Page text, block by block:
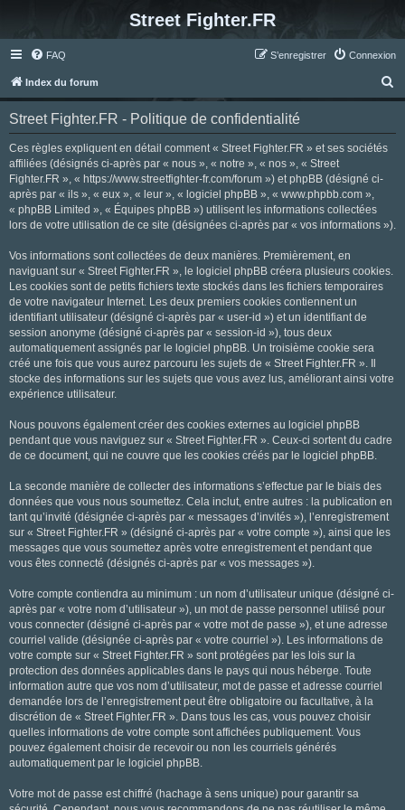
Street Fighter.FR
FAQ Connexion
S’enregistrer
Index du forum
e
Street Fighter.FR - Politique de confidentialité
Ces règles expliquent en détail comment « Street Fighter.FR » et ses sociétés
affiliées (désignés ci-après par « nous », « notre », « nos », « Street
Fighter.FR », « https://www.streetfighter-fr.com/forum ») et phpBB (désigné ci-
après par « ils », « eux », « leur », « logiciel phpBB », « www.phpbb.com »,
« phpBB Limited », « Équipes phpBB ») utilisent les informations collectées
lors de votre utilisation de ce site (désignées ci-après par « vos informations »).
Vos informations sont collectées de deux manières. Premièrement, en
naviguant sur « Street Fighter.FR », le logiciel phpBB créera plusieurs cookies.
Les cookies sont de petits fichiers texte stockés dans les fichiers temporaires
de votre navigateur Internet. Les deux premiers cookies contiennent un
identifiant utilisateur (désigné ci-après par « user-id ») et un identifiant de
session anonyme (désigné ci-après par « session-id »), tous deux
automatiquement assignés par le logiciel phpBB. Un troisième cookie sera
créé une fois que vous aurez parcouru les sujets de « Street Fighter.FR ». Il
stocke des informations sur les sujets que vous avez lus, améliorant ainsi votre
expérience utilisateur.
Nous pouvons également créer des cookies externes au logiciel phpBB
pendant que vous naviguez sur « Street Fighter.FR ». Ceux-ci sortent du cadre
de ce document, qui ne couvre que les cookies créés par le logiciel phpBB.
La seconde manière de collecter des informations s’effectue par le biais des
données que vous nous soumettez. Cela inclut, entre autres : la publication en
tant qu’invité (désignée ci-après par « messages d’invités »), l’enregistrement
sur « Street Fighter.FR » (désigné ci-après par « votre compte »), ainsi que les
messages que vous soumettez après votre enregistrement et pendant que
vous êtes connecté (désignés ci-après par « vos messages »).
Votre compte contiendra au minimum : un nom d’utilisateur unique (désigné ci-
après par « votre nom d’utilisateur »), un mot de passe personnel utilisé pour
vous connecter (désigné ci-après par « votre mot de passe »), et une adresse
courriel valide (désignée ci-après par « votre courriel »). Les informations de
votre compte sur « Street Fighter.FR » sont protégées par les lois sur la
protection des données applicables dans le pays qui nous héberge. Toute
information autre que vos nom d’utilisateur, mot de passe et adresse courriel
demandée lors de l’enregistrement peut être obligatoire ou facultative, à la
discrétion de « Street Fighter.FR ». Dans tous les cas, vous pouvez choisir
quelles informations de votre compte sont affichées publiquement. Vous
pouvez également choisir de recevoir ou non les courriels générés
automatiquement par le logiciel phpBB.
Votre mot de passe est chiffré (hachage à sens unique) pour garantir sa